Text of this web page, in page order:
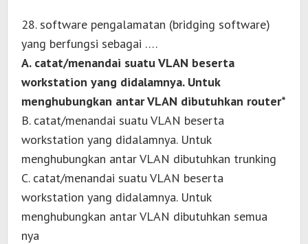
28. software pengalamatan (bridging software)
yang berfungsi sebagai ….
A. catat/menandai suatu VLAN beserta
workstation yang didalamnya. Untuk
menghubungkan antar VLAN dibutuhkan router*
B. catat/menandai suatu VLAN beserta
workstation yang didalamnya. Untuk
menghubungkan antar VLAN dibutuhkan trunking
C. catat/menandai suatu VLAN beserta
workstation yang didalamnya. Untuk
menghubungkan antar VLAN dibutuhkan semua
nya